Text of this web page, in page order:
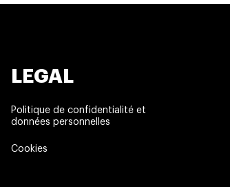
LEGAL
Politique de confidentialité et
données personnelles
Cookies